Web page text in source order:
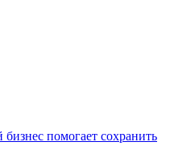
помогает сохранить